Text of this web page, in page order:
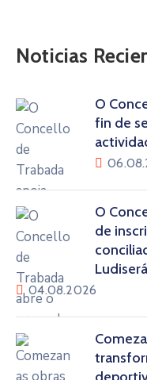
Noticias
O
fin de
O
de
04.08.2026